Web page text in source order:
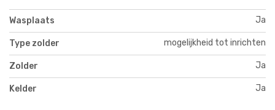
Wasplaats Ja
Type zolder mogelijkheid tot inrichten
Zolder Ja
Kelder Ja